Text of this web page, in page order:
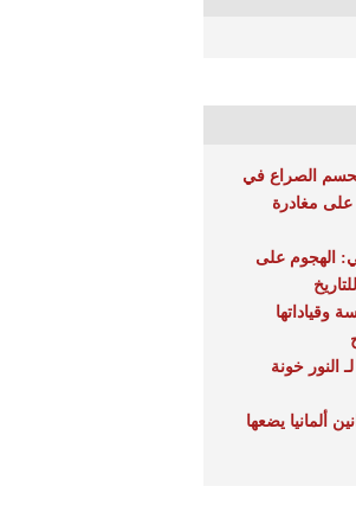
الصراع في
مغادرة
الهجوم على
وقياداتها
النور خونة
ألمانيا يضعها